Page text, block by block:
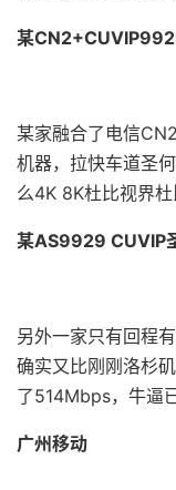
某
某家融合了电信
机器，拉快车道圣
么4K 8K杜比视界杜
某AS9929 CUVIP
另外一家只有回程
确实又比刚刚洛杉
了514Mbps，牛逼
广州移动